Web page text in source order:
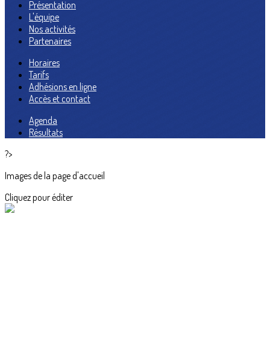
Présentation
L'équipe
Nos activités
Partenaires
Horaires
Tarifs
Adhésions en ligne
Accès et contact
Agenda
Résultats
?>
Images de la page d'accueil
Cliquez pour éditer